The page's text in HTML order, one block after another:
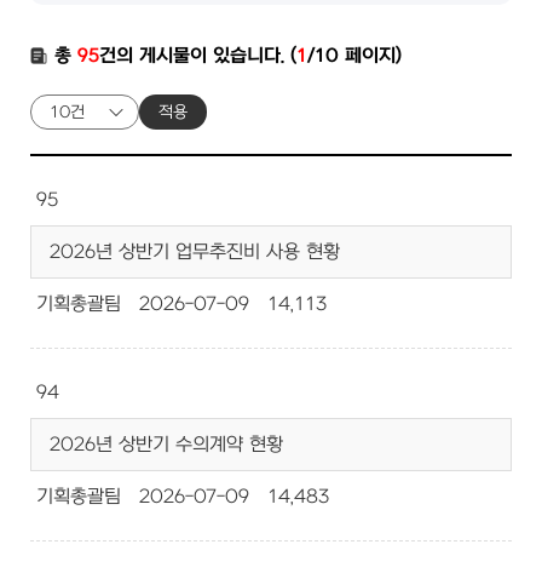
총 95건의 게시물이 있습니다. (1/10 페이지)
적용
95
2026년 상반기 업무추진비 사용 현황
기획총괄팀 2026-07-09 14,113
94
2026년 상반기 수의계약 현황
기획총괄팀 2026-07-09 14,483